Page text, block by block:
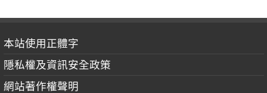
本站使用正體字
隱私權及資訊安全政策
網站著作權聲明